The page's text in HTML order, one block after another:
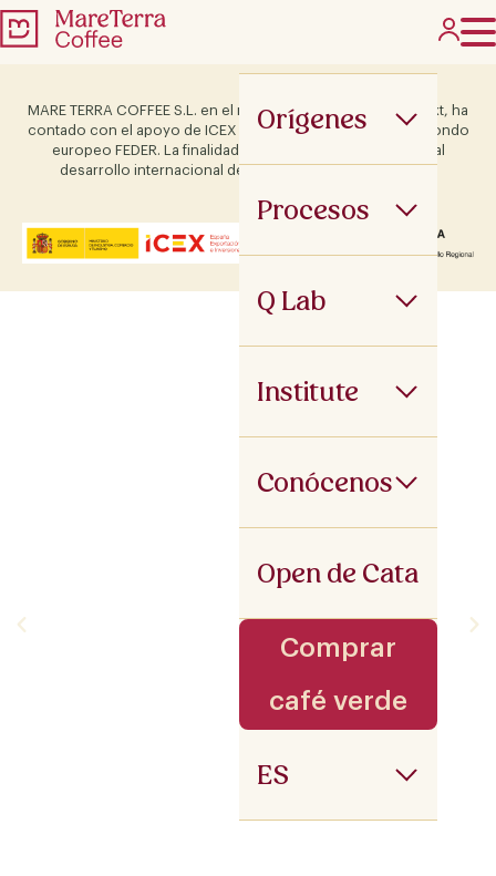
Orígenes
Procesos
Q Lab
Institute
Conócenos
Open de Cata
Comprar
café verde
ES
MARE TERRA COFFEE S.L. en el marco del Programa ICEX Next, ha
contado con el apoyo de ICEX y con la cofinanciación del fondo
europeo FEDER. La finalidad de este apoyo es contribuir al
desarrollo internacional de la empresa y de su entorno.